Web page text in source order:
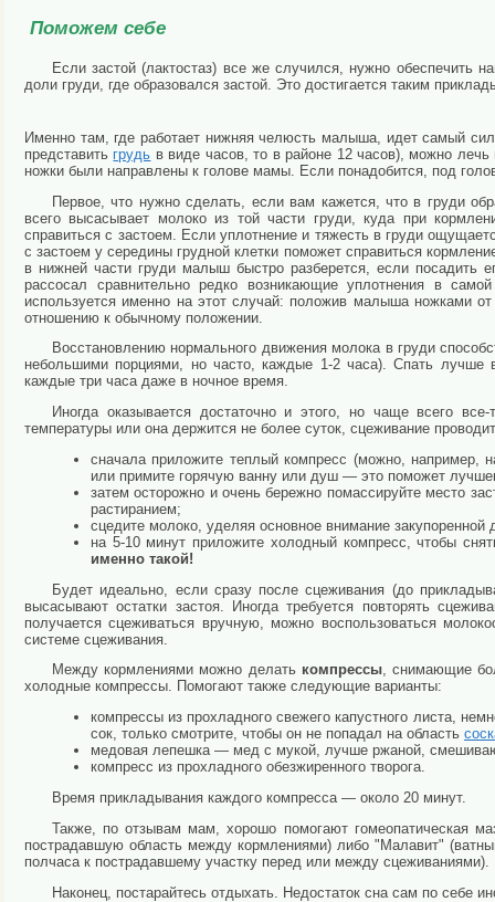
Поможем себе
Если застой (лактостаз) все же случился, нужно обеспечить
доли груди, где образовался застой. Это достигается таким
Именно там, где работает нижняя челюсть малыша, идет самый
представить грудь в виде часов, то в районе 12 часов), можно
ножки были направлены к голове мамы. Если понадобится, под
Первое, что нужно сделать, если вам кажется, что в груди
всего высасывает молоко из той части груди, куда при
справиться с застоем. Если уплотнение и тяжесть в груди
с застоем у середины грудной клетки поможет справиться
в нижней части груди малыш быстро разберется, если
рассосал сравнительно редко возникающие уплотнения в
используется именно на этот случай: положив малыша ножками
отношению к обычному положении.
Восстановлению нормального движения молока в груди
небольшими порциями, но часто, каждые 1-2 часа). Спать
каждые три часа даже в ночное время.
Иногда оказывается достаточно и этого, но чаще всего
температуры или она держится не более суток, сцеживание
сначала приложите теплый компресс (можно, например,
или примите горячую ванну или душ — это поможет
затем осторожно и очень бережно помассируйте место
растиранием;
сцедите молоко, уделяя основное внимание закупоренной
на 5-10 минут приложите холодный компресс, чтобы
именно такой!
Будет идеально, если сразу после сцеживания (до
высасывают остатки застоя. Иногда требуется повторять
получается сцеживаться вручную, можно воспользоваться
системе сцеживания.
Между кормлениями можно делать компрессы, снимающие
холодные компрессы. Помогают также следующие варианты:
компрессы из прохладного свежего капустного листа,
сок, только смотрите, чтобы он не попадал на область
медовая лепешка — мед с мукой, лучше ржаной,
компресс из прохладного обезжиренного творога.
Время прикладывания каждого компресса — около 20 минут.
Также, по отзывам мам, хорошо помогают гомеопатическая
пострадавшую область между кормлениями) либо "Малавит"
полчаса к пострадавшему участку перед или между сцеживаниями).
Наконец, постарайтесь отдыхать. Недостаток сна сам по себе